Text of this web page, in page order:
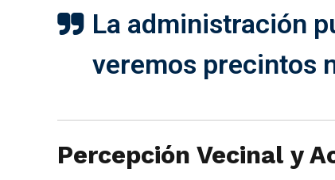
La administración
veremos precintos
Percepción Vecinal y